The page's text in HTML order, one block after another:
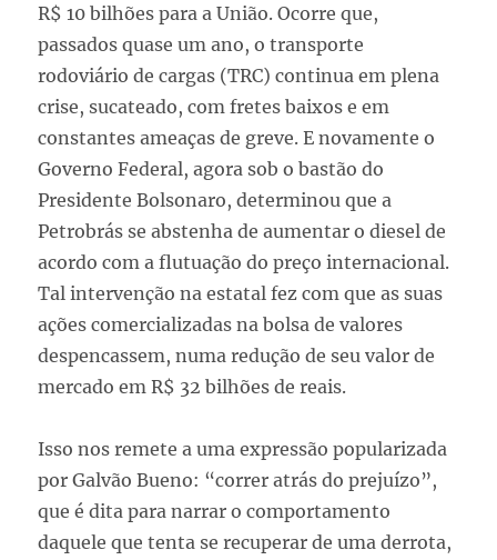
R$ 10 bilhões para a União. Ocorre que,
passados quase um ano, o transporte
rodoviário de cargas (TRC) continua em plena
crise, sucateado, com fretes baixos e em
constantes ameaças de greve. E novamente o
Governo Federal, agora sob o bastão do
Presidente Bolsonaro, determinou que a
Petrobrás se abstenha de aumentar o diesel de
acordo com a flutuação do preço internacional.
Tal intervenção na estatal fez com que as suas
ações comercializadas na bolsa de valores
despencassem, numa redução de seu valor de
mercado em R$ 32 bilhões de reais.
Isso nos remete a uma expressão popularizada
por Galvão Bueno: “correr atrás do prejuízo”,
que é dita para narrar o comportamento
daquele que tenta se recuperar de uma derrota,